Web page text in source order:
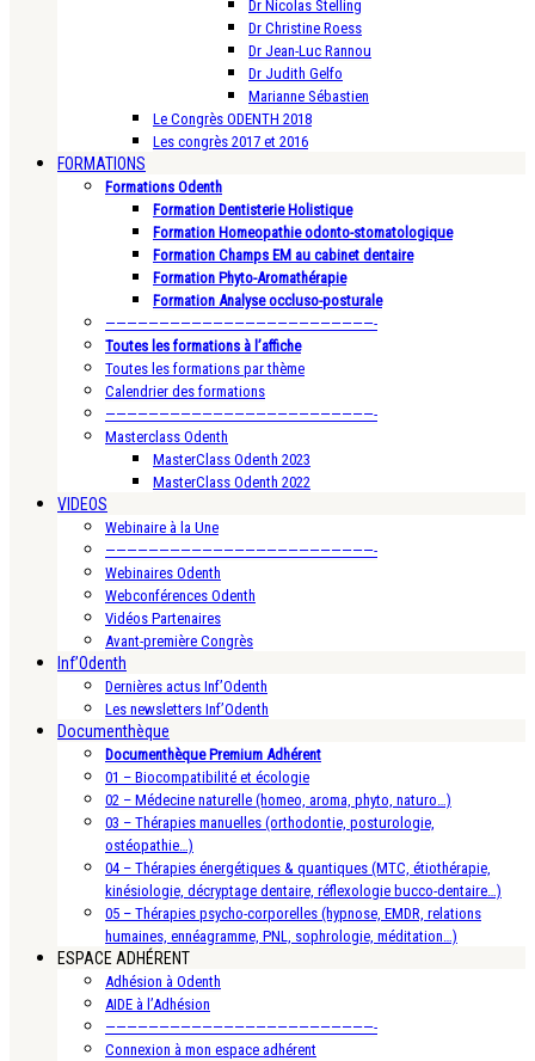
Dr Nicolas Stelling
Dr Christine Roess
Dr Jean-Luc Rannou
Dr Judith Gelfo
Marianne Sébastien
Le Congrès ODENTH 2018
Les congrès 2017 et 2016
FORMATIONS
Formations Odenth
Formation Dentisterie Holistique
Formation Homeopathie odonto-stomatologique
Formation Champs EM au cabinet dentaire
Formation Phyto-Aromathérapie
Formation Analyse occluso-posturale
—————————————————————————-
Toutes les formations à l’affiche
Toutes les formations par thème
Calendrier des formations
—————————————————————————-
Masterclass Odenth
MasterClass Odenth 2023
MasterClass Odenth 2022
VIDEOS
Webinaire à la Une
—————————————————————————-
Webinaires Odenth
Webconférences Odenth
Vidéos Partenaires
Avant-première Congrès
Inf’Odenth
Dernières actus Inf’Odenth
Les newsletters Inf’Odenth
Documenthèque
Documenthèque Premium Adhérent
01 – Biocompatibilité et écologie
02 – Médecine naturelle (homeo, aroma, phyto, naturo…)
03 – Thérapies manuelles (orthodontie, posturologie,
ostéopathie…)
04 – Thérapies énergétiques & quantiques (MTC, étiothérapie,
kinésiologie, décryptage dentaire, réflexologie bucco-dentaire…)
05 – Thérapies psycho-corporelles (hypnose, EMDR, relations
humaines, ennéagramme, PNL, sophrologie, méditation…)
ESPACE ADHÉRENT
Adhésion à Odenth
AIDE à l’Adhésion
—————————————————————————-
Connexion à mon espace adhérent